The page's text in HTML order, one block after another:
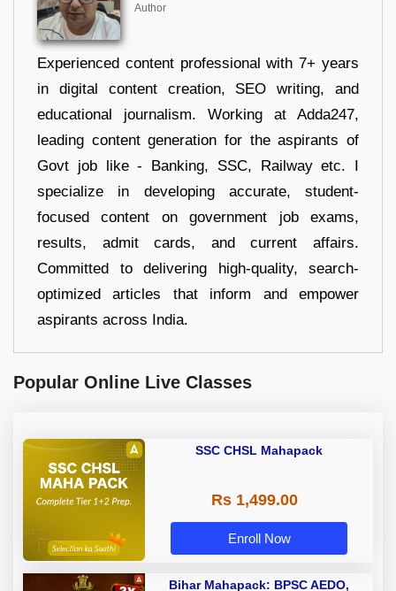
Author
Experienced content professional with 7+ years
in digital content creation, SEO writing, and
educational journalism. Working at Adda247,
leading content generation for the aspirants of
Govt job like - Banking, SSC, Railway etc. I
specialize in developing accurate, student-
focused content on government job exams,
results, admit cards, and current affairs.
Committed to delivering high-quality, search-
optimized articles that inform and empower
aspirants across India.
Popular Online Live Classes
SSC CHSL Mahapack
Rs 1,499.00
Enroll Now
Bihar Mahapack: BPSC AEDO,